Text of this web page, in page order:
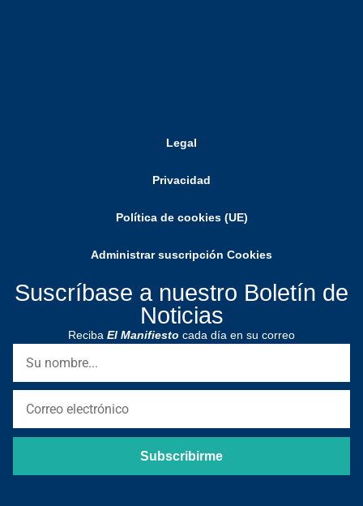
Legal
Privacidad
Política de cookies (UE)
Administrar suscripción Cookies
Suscríbase a nuestro Boletín de
Noticias
Reciba El Manifiesto cada día en su correo
Subscribirme